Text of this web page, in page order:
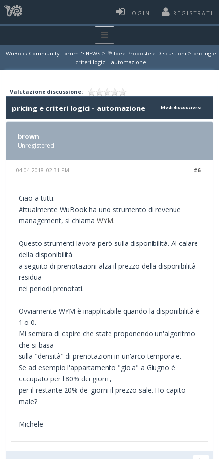
LOGIN REGISTRATI
WuBook Community Forum > NEWS > 💬 Idee Proposte e Discussioni > pricing e
criteri logici - automazione
Valutazione discussione:
Modi discussione
pricing e criteri logici - automazione
brown
Unregistered
#6
04-04-2018, 02:31 PM
Ciao a tutti.
Attualmente WuBook ha uno strumento di revenue
management, si chiama WYM.
Questo strumenti lavora però sulla disponibilità. Al calare
della disponibilità
a seguito di prenotazioni alza il prezzo della disponibilità
residua
nei periodi prenotati.
Ovviamente WYM è inapplicabile quando la disponibilità è
1 o 0.
Mi sembra di capire che state proponendo un'algoritmo
che si basa
sulla "densità" di prenotazioni in un'arco temporale.
Se ad esempio l'appartamento "gioia" a Giugno è
occupato per l'80% dei giorni,
per il restante 20% dei giorni il prezzo sale. Ho capito
male?
Michele